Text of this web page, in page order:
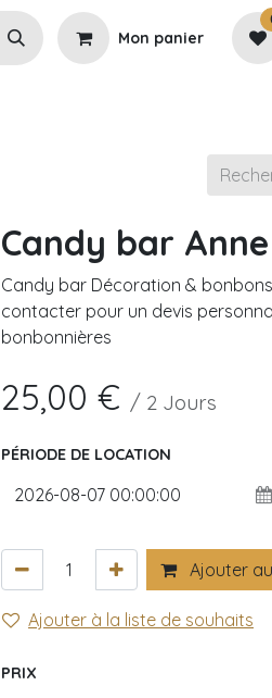
Mon panier
Candy bar Anne
Candy bar Décoration &
contacter pour un devis
bonbonnières
25,00 € / 2 Jours
PÉRIODE DE LOCATION
Ajouter
Ajouter à la liste de souhaits
PRIX